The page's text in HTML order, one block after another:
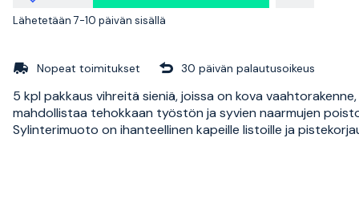
Lähetetään 7-10 päivän sisällä
Nopeat toimitukset 30 päivän palautusoikeus
5 kpl pakkaus vihreitä sieniä, joissa on kova
mahdollistaa tehokkaan työstön ja syvien naarmujen
Sylinterimuoto on ihanteellinen kapeille listoille ja